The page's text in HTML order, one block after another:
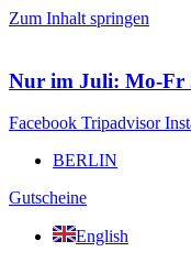
Zum Inhalt springen
Nur im Juli: Mo-Fr
Facebook Tripadvisor
BERLIN
Gutscheine
English